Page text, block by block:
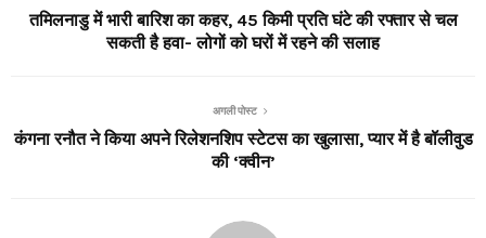
तमिलनाडु में भारी बारिश का कहर, 45 किमी प्रति घंटे की रफ्तार से चल
सकती है हवा- लोगों को घरों में रहने की सलाह
अगली पोस्ट
कंगना रनौत ने किया अपने रिलेशनशिप स्टेटस का खुलासा, प्यार में है बॉलीवुड
की ‘क्वीन’